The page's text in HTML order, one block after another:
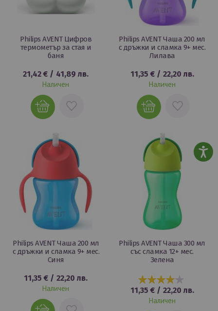
Philips AVENT Цифров
термометър за стая и
баня
21,42 € / 41,89 лв.
Наличен
ДОБАВИ
Philips AVENT Чаша 200 мл
с дръжки и сламка 9+ мес.
Лилава
11,35 €/ 22,20 лв.
Наличен
ДОБАВИ
Philips AVENT Чаша 200 мл
с дръжки и сламка 9+ мес.
Синя
11,35 € / 22,20 лв.
Наличен
ДОБАВИ
Philips AVENT Чаша 300 мл
със сламка 12+ мес.
Зелена
80%
11,35 €/ 22,20 лв.
Наличен